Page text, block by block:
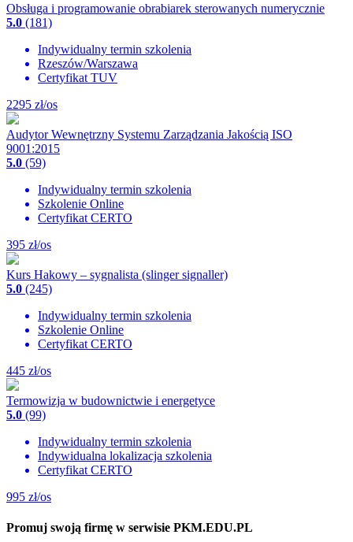
Obsługa i programowanie obrabiarek sterowanych numerycznie
5.0 (181)
Indywidualny termin szkolenia
Rzeszów/Warszawa
Certyfikat TUV
2295 zł/os
Audytor Wewnętrzny Systemu Zarządzania Jakością ISO
9001:2015
5.0 (59)
Indywidualny termin szkolenia
Szkolenie Online
Certyfikat CERTO
395 zł/os
Kurs Hakowy – sygnalista (slinger signaller)
5.0 (245)
Indywidualny termin szkolenia
Szkolenie Online
Certyfikat CERTO
445 zł/os
Termowizja w budownictwie i energetyce
5.0 (99)
Indywidualny termin szkolenia
Indywidualna lokalizacja szkolenia
Certyfikat CERTO
995 zł/os
Promuj swoją firmę w serwisie PKM.EDU.PL